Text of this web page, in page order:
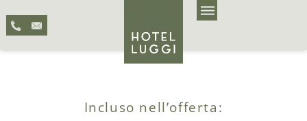
Incluso nell’offerta: